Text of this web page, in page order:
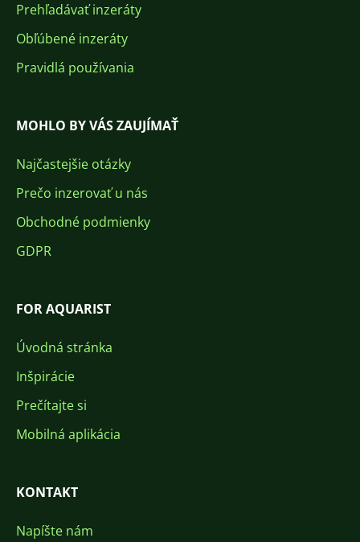
Prehľadávať inzeráty
Obľúbené inzeráty
Pravidlá používania
MOHLO BY VÁS ZAUJÍMAŤ
Najčastejšie otázky
Prečo inzerovať u nás
Obchodné podmienky
GDPR
FOR AQUARIST
Úvodná stránka
Inšpirácie
Prečítajte si
Mobilná aplikácia
KONTAKT
Napíšte nám